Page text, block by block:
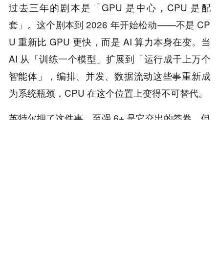
过去三年的剧本是「GPU 是中心，CPU 是配
套」。这个剧本到 2026 年开始松动——不是 CP
U 重新比 GPU 更快，而是 AI 算力本身在变。当
AI 从「训练一个模型」扩展到「运行成千上万个
智能体」，编排、并发、数据流动这些事重新成
为系统瓶颈，CPU 在这个位置上变得不可替代。
英特尔押了这件事，至强 6+ 是它交出的答卷。但